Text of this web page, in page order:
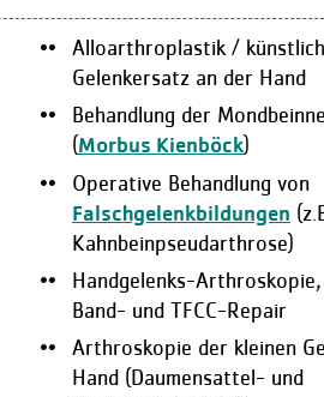
Alloarthroplastik /
Gelenkersatz an der Hand
Behandlung der
(Morbus Kienböck)
Operative Behandlung von
Falschgelenkbildungen
Kahnbeinpseudarthrose)
Handgelenks-
Band- und TFCC-Repair
Arthroskopie der kleinen
Hand (Daumensattel- und